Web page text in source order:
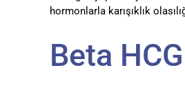
hormonlarla karışıklık
Beta